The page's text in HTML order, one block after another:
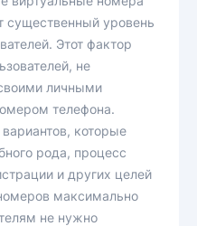
существенный уровень
Этот фактор
не
личными
телефона.
которые
рода, процесс
и других целей
максимально
не нужно